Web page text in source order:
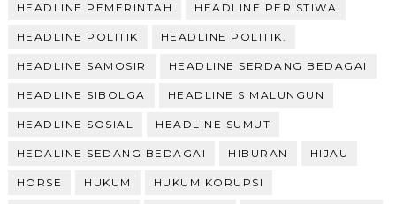
HEADLINE PEMERINTAH HEADLINE PERISTIWA
HEADLINE POLITIK HEADLINE POLITIK.
HEADLINE SAMOSIR HEADLINE SERDANG BEDAGAI
HEADLINE SIBOLGA HEADLINE SIMALUNGUN
HEADLINE SOSIAL HEADLINE SUMUT
HEDALINE SEDANG BEDAGAI HIBURAN HIJAU
HORSE HUKUM HUKUM KORUPSI